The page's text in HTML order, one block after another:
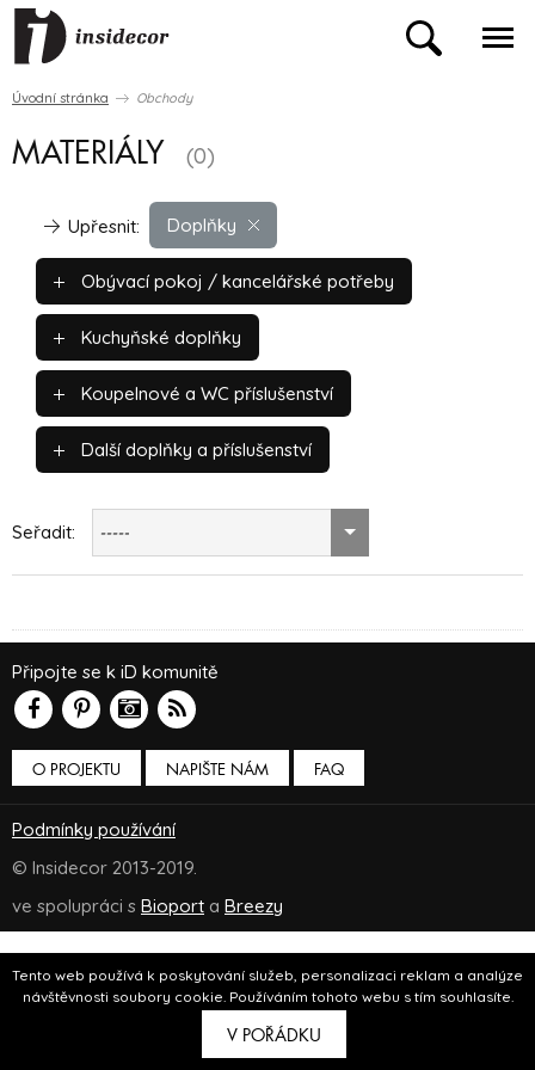
Tento web používá k poskytování služeb, personalizaci reklam a analýze
návštěvnosti soubory cookie. Používáním tohoto webu s tím souhlasíte.
V POŘÁDKU
Úvodní stránka Obchody
MATERIÁLY (0)
Doplňky
Upřesnit:
Obývací pokoj / kancelářské potřeby
Kuchyňské doplňky
Koupelnové a WC příslušenství
Další doplňky a příslušenství
Seřadit: -----
O PROJEKTU NAPIŠTE NÁM
Připojte se k iD komunitě
FAQ
Podmínky používání
© Insidecor 2013-2019.
ve spolupráci s Bioport a Breezy